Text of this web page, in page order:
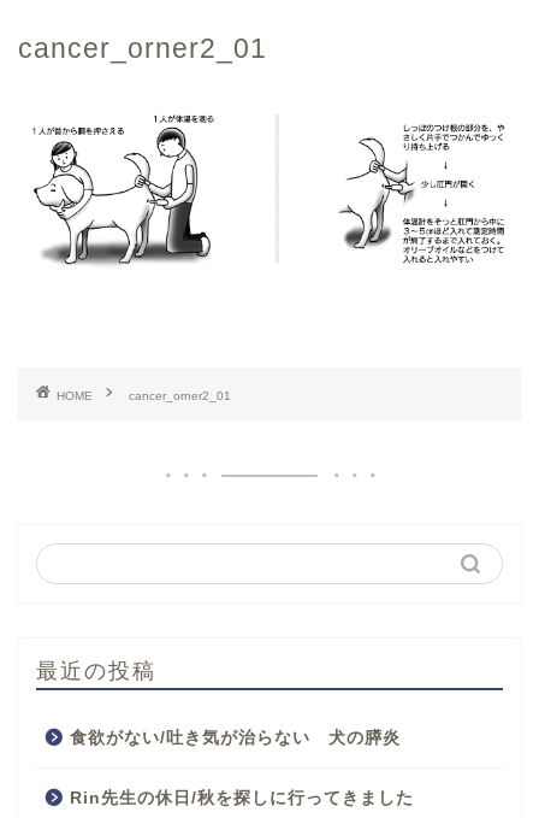
cancer_orner2_01
HOME cancer_orner2_01
最近の投稿
食欲がない/吐き気が治らない 犬の膵炎
Rin先生の休日/秋を探しに行ってきました